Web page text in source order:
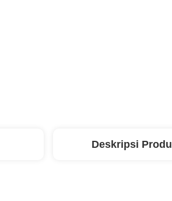
Deskripsi